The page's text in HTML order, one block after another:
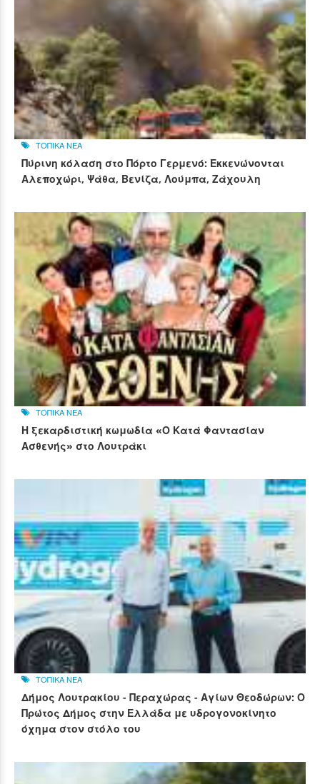
ΤΟΠΙΚΑ ΝΕΑ
Πύρινη κόλαση στο Πόρτο Γερμενό: Εκκενώνονται
Αλεποχώρι, Ψάθα, Βενίζα, Λούμπα, Ζάχουλη
ΤΟΠΙΚΑ ΝΕΑ
Η ξεκαρδιστική κωμωδία «Ο Κατά Φαντασίαν
Ασθενής» στο Λουτράκι
ΤΟΠΙΚΑ ΝΕΑ
Δήμος Λουτρακίου - Περαχώρας - Αγίων Θεοδώρων: Ο
Πρώτος Δήμος στην Ελλάδα με υδρογονοκίνητο
όχημα στον στόλο του